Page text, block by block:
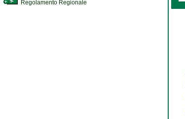
Regolamento Regionale